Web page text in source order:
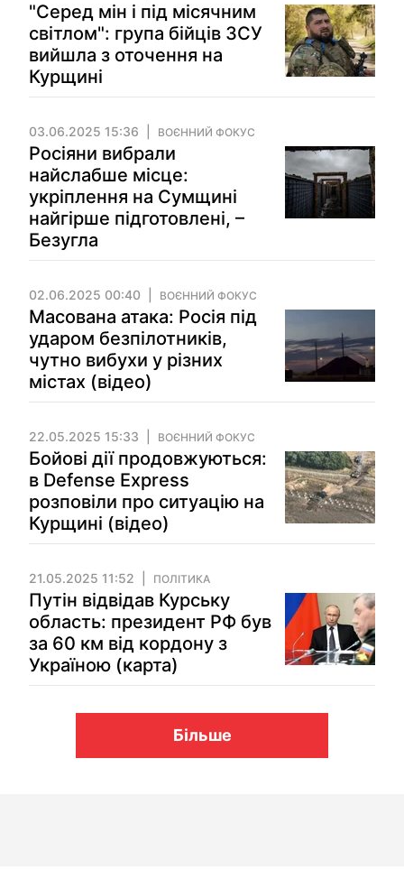
"Серед мін і під місячним
світлом": група бійців ЗСУ
вийшла з оточення на
Курщині
03.06.2025 15:36 ВОЄННИЙ ФОКУС
Росіяни вибрали
найслабше місце:
укріплення на Сумщині
найгірше підготовлені, –
Безугла
02.06.2025 00:40 ВОЄННИЙ ФОКУС
Масована атака: Росія під
ударом безпілотників,
чутно вибухи у різних
містах (відео)
22.05.2025 15:33 ВОЄННИЙ ФОКУС
Бойові дії продовжуються:
в Defense Express
розповіли про ситуацію на
Курщині (відео)
21.05.2025 11:52 ПОЛІТИКА
Путін відвідав Курську
область: президент РФ був
за 60 км від кордону з
Україною (карта)
Більше